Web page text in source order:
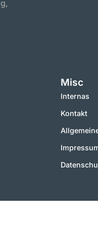
Misc
Internas
Kontakt